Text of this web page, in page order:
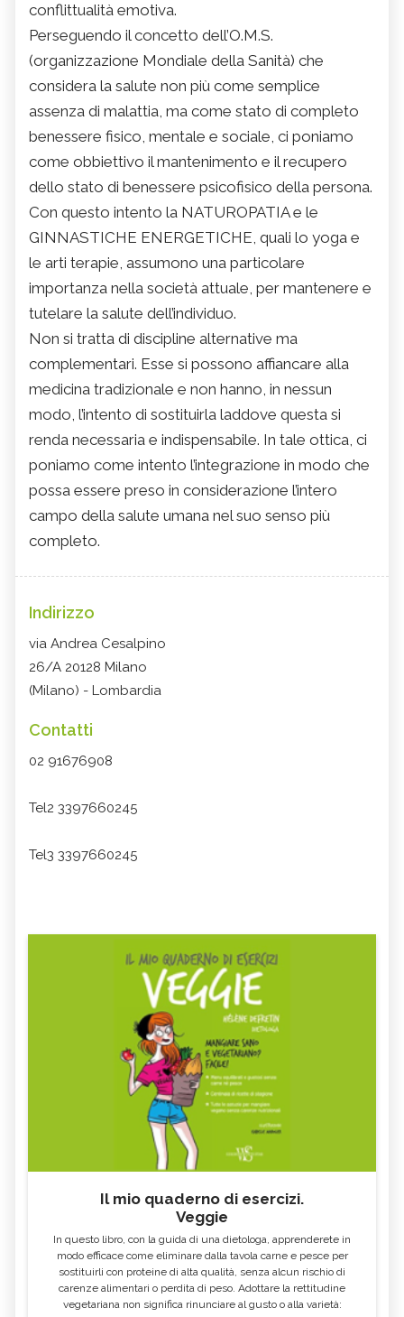
conflittualità emotiva.
Perseguendo il concetto dell’O.M.S.
(organizzazione Mondiale della Sanità) che
considera la salute non più come semplice
assenza di malattia, ma come stato di completo
benessere fisico, mentale e sociale, ci poniamo
come obbiettivo il mantenimento e il recupero
dello stato di benessere psicofisico della persona.
Con questo intento la NATUROPATIA e le
GINNASTICHE ENERGETICHE, quali lo yoga e
le arti terapie, assumono una particolare
importanza nella società attuale, per mantenere e
tutelare la salute dell’individuo.
Non si tratta di discipline alternative ma
complementari. Esse si possono affiancare alla
medicina tradizionale e non hanno, in nessun
modo, l’intento di sostituirla laddove questa si
renda necessaria e indispensabile. In tale ottica, ci
poniamo come intento l’integrazione in modo che
possa essere preso in considerazione l’intero
campo della salute umana nel suo senso più
completo.
Indirizzo
via Andrea Cesalpino
26/A 20128 Milano
(Milano) - Lombardia
Contatti
02 91676908
Tel2 3397660245
Tel3 3397660245
Il mio quaderno di esercizi.
Veggie
In questo libro, con la guida di una dietologa, apprenderete in
modo efficace come eliminare dalla tavola carne e pesce per
sostituirli con proteine di alta qualità, senza alcun rischio di
carenze alimentari o perdita di peso. Adottare la rettitudine
vegetariana non significa rinunciare al gusto o alla varietà: